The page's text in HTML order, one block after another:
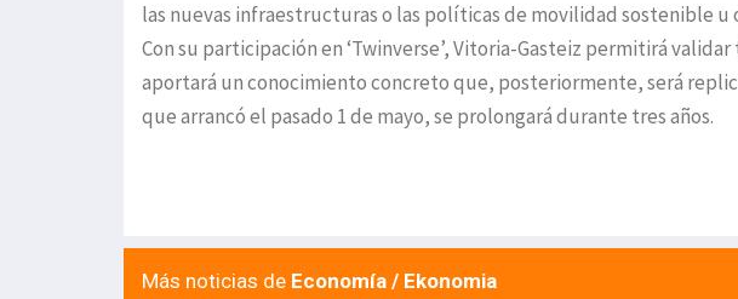
las nuevas infraestructuras o las políticas de movilidad sostenible
Con su participación en ‘Twinverse’, Vitoria-Gasteiz permitirá
aportará un conocimiento concreto que, posteriormente, será
que arrancó el pasado 1 de mayo, se prolongará durante tres años.
Más noticias de Economía / Ekonomia